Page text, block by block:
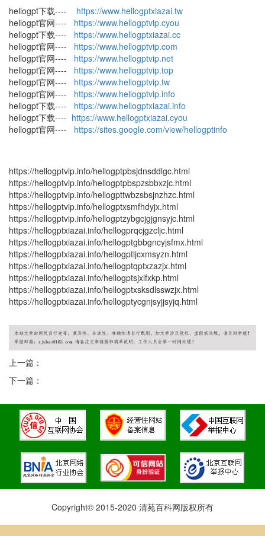
hellogpt下载---- https://www.hellogptxiazai.tw
hellogpt官网---- https://www.hellogptvip.cyou
hellogpt下载---- https://www.hellogptxiazai.cc
hellogpt官网---- https://www.hellogptvip.com
hellogpt官网---- https://www.hellogptvip.net
hellogpt官网---- https://www.hellogptvip.top
hellogpt官网---- https://www.hellogptvip.tw
hellogpt官网---- https://www.hellogptvip.info
hellogpt下载---- https://www.hellogptxiazai.info
hellogpt下载---- https://www.hellogptxiazai.cyou
hellogpt官网---- https://sites.google.com/view/hellogptinfo
https://hellogptvip.info/hellogptpbsjdnsddlgc.html
https://hellogptvip.info/hellogptpbspzsbbxzjc.html
https://hellogptvip.info/hellogpttwbzsbsjnzhzc.html
https://hellogptvip.info/hellogptxsmfhdyjx.html
https://hellogptvip.info/hellogptzybgcjgjgnsyjc.html
https://hellogptxiazai.info/hellogprqcjgzcljc.html
https://hellogptxiazai.info/hellogptgbbgncyjsfmx.html
https://hellogptxiazai.info/hellogptljcxmsyzn.html
https://hellogptxiazai.info/hellogptqptxzazjx.html
https://hellogptxiazai.info/hellogptsjxlfxkp.html
https://hellogptxiazai.info/hellogptxsksdlsswzjx.html
https://hellogptxiazai.info/hellogptycgnjsyjjsyjq.html
上一篇：
下一篇：
Copyright© 2015-2020 清苑百科网版权所有